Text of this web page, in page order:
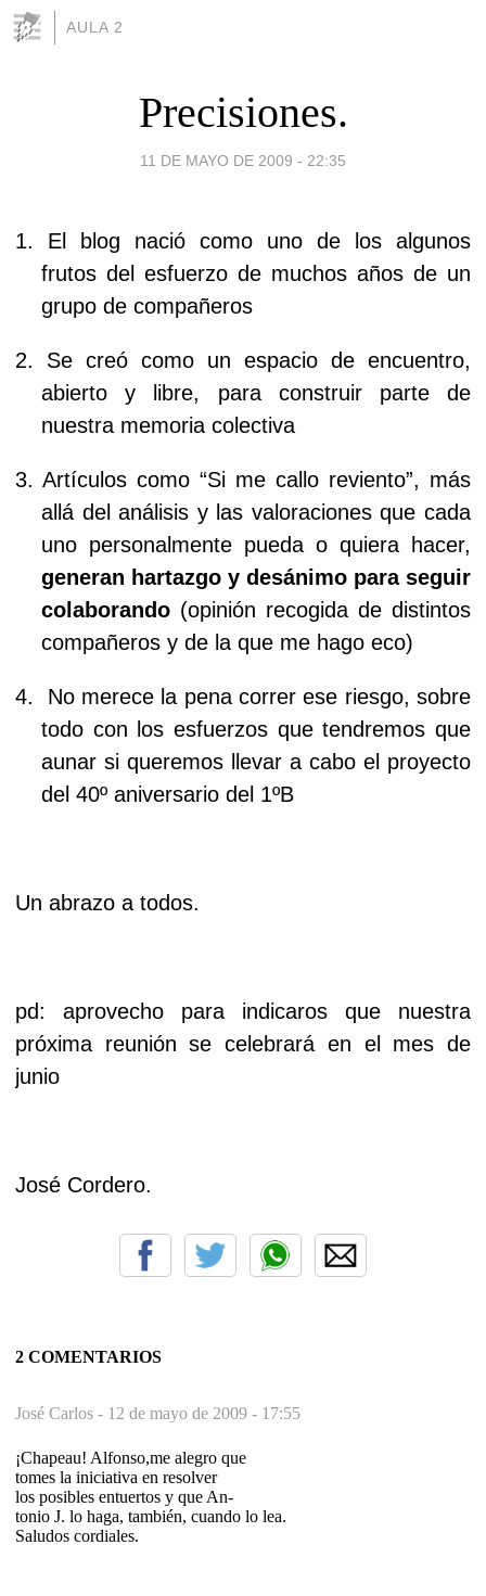
AULA 2
Precisiones.
11 DE MAYO DE 2009 - 22:35
1.
El blog nació como uno de los algunos
frutos del esfuerzo de muchos años de un
grupo de compañeros
2.
Se creó como un espacio de encuentro,
abierto y libre, para construir parte de
nuestra memoria colectiva
3. Artículos como “Si me callo reviento”, más
allá del análisis y las valoraciones que cada
uno personalmente pueda o quiera hacer,
generan hartazgo y desánimo para seguir
colaborando (opinión recogida de distintos
compañeros y de la que me hago eco)
4.
No merece la pena correr ese riesgo, sobre
todo con los esfuerzos que tendremos que
aunar si queremos llevar a cabo el proyecto
del 40º aniversario del 1ºB
Un abrazo a todos.
pd: aprovecho para indicaros que nuestra
próxima reunión se celebrará en el mes de
junio
José Cordero.
2 COMENTARIOS
José Carlos - 12 de mayo de 2009 - 17:55
¡Chapeau! Alfonso,me alegro que
tomes la iniciativa en resolver
los posibles entuertos y que An-
tonio J. lo haga, también, cuando lo lea.
Saludos cordiales.